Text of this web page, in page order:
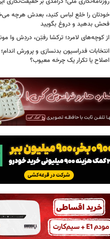
خودتان را خلع لباس کنید، بعدش هرچه
فحش بدهید و دروغ بگویید
از کوچه‌های لامرد؛ ترکشا رفتِن، دردِش وا
انتخابات فدراسیون بدنسازی و پرورش
اصلاح یا تکرار یک چرخه معیوب؟